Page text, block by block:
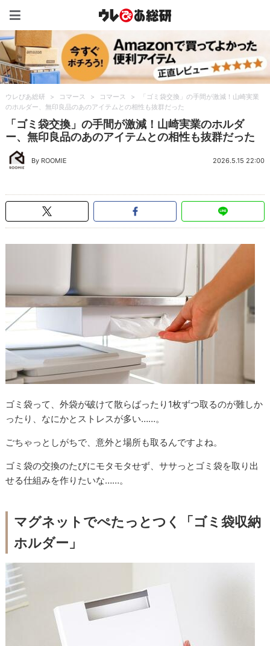
ウレぴあ総研 > コマース > コマース >
「ゴミ袋交換」の手間が激減！山崎実業
のホルダー、無印良品のあのアイテムとの相性も抜群だった
「ゴミ袋交換」の手間が激減！山崎実業のホルダ
ー、無印良品のあのアイテムとの相性も抜群だった
By ROOMIE 2026.5.15 22:00
ゴミ袋って、外袋が破けて散らばったり1枚ずつ取るのが難しか
ったり、なにかとストレスが多い……。
ごちゃっとしがちで、意外と場所も取るんですよね。
ゴミ袋の交換のたびにモタモタせず、ササっとゴミ袋を取り出
せる仕組みを作りたいな……。
マグネットでぺたっとつく「ゴミ袋収納
ホルダー」